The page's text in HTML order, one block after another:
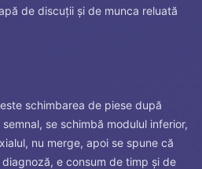
de discuții și de munca reluată
schimbarea de piese după
se schimbă modulul inferior,
nu merge, apoi se spune că
e consum de timp și de